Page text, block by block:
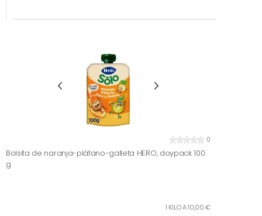
0
Bolsita de naranja-plátano-galleta HERO, doypack 100
g
1 KILO A 10,00 €